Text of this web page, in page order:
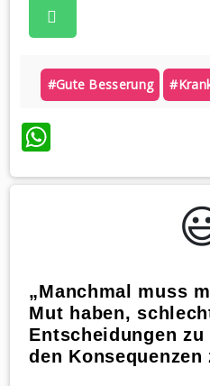
#gute Besserung
WhatsApp
„Manchmal muss
Mut haben,
Entscheidungen
den Konsequenzen